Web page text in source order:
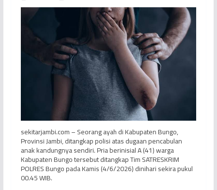
sekitarjambi.com – Seorang ayah di Kabupaten Bungo,
Provinsi Jambi, ditangkap polisi atas dugaan pencabulan
anak kandungnya sendiri. Pria berinisial A (41) warga
Kabupaten Bungo tersebut ditangkap Tim SATRESKRIM
POLRES Bungo pada Kamis (4/6/2026) dinihari sekira pukul
00.45 WIB.